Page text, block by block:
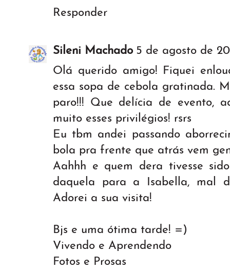
Responder
Sileni Machado 5 de agosto de
Olá querido amigo! Fiquei
essa sopa de cebola gratinada.
paro!!! Que delícia de evento,
muito esses privilégios! rsrs
Eu tbm andei passando
bola pra frente que atrás vem
Aahhh e quem dera tivesse
daquela para a Isabella, mal
Adorei a sua visita!
Bjs e uma ótima tarde! =)
Vivendo e Aprendendo
Fotos e Prosas